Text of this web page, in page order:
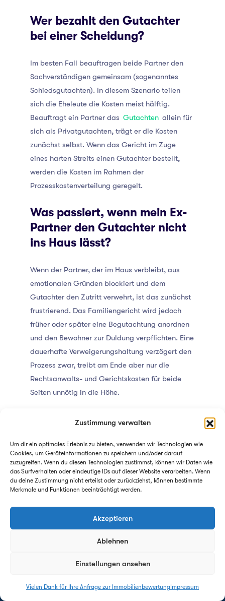
Zustimmung verwalten
Um dir ein optimales Erlebnis zu bieten, verwenden wir Technologien wie
Cookies, um Geräteinformationen zu speichern und/oder darauf
zuzugreifen. Wenn du diesen Technologien zustimmst, können wir Daten wie
das Surfverhalten oder eindeutige IDs auf dieser Website verarbeiten. Wenn
du deine Zustimmung nicht erteilst oder zurückziehst, können bestimmte
Merkmale und Funktionen beeinträchtigt werden.
Akzeptieren
Ablehnen
Einstellungen ansehen
Vielen Dank für Ihre Anfrage zur Immobilienbewertung Impressum
Wer bezahlt den Gutachter
bei einer Scheidung?
Im besten Fall beauftragen beide Partner den
Sachverständigen gemeinsam (sogenanntes
Schiedsgutachten). In diesem Szenario teilen
sich die Eheleute die Kosten meist hälftig.
Beauftragt ein Partner das Gutachten allein für
sich als Privatgutachten, trägt er die Kosten
zunächst selbst. Wenn das Gericht im Zuge
eines harten Streits einen Gutachter bestellt,
werden die Kosten im Rahmen der
Prozesskostenverteilung geregelt.
Was passiert, wenn mein Ex-
Partner den Gutachter nicht
ins Haus lässt?
Wenn der Partner, der im Haus verbleibt, aus
emotionalen Gründen blockiert und dem
Gutachter den Zutritt verwehrt, ist das zunächst
frustrierend. Das Familiengericht wird jedoch
früher oder später eine Begutachtung anordnen
und den Bewohner zur Duldung verpflichten. Eine
dauerhafte Verweigerungshaltung verzögert den
Prozess zwar, treibt am Ende aber nur die
Rechtsanwalts- und Gerichtskosten für beide
Seiten unnötig in die Höhe.
Reicht auch ein Makler oder
Ein Kurzgutachten reicht in vielen Fällen völlig
aus, sofern Sie sich einig sind und die
Wertermittlung nur benötigen, um intern einen
nicht für das Gericht bestimmt ist, spart es Zeit
und Geld. Eine einfache Maklerschätzung ist
hingegen nicht zu empfehlen, da Makler primär
gerichtlichen und methodischen Vorgaben für
einen fairen Zugewinnausgleich in der Regel
Antwort innerhalb von 24h - garantiert!